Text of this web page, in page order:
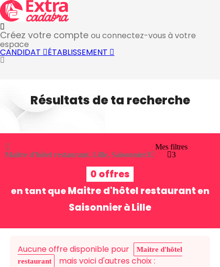
Créez votre compte ou connectez-vous à votre
espace
CANDIDAT ÉTABLISSEMENT
Résultats de ta recherche
Maitre d'hôtel restaurant, Lille, Saisonnier3
Mes filtres
3
0 offres
en tant que Maitre d'hôtel restaurant en
Saisonnier à Lille
Aucune offre disponible pour
Maitre d'hôtel
restaurant
mais voici d'autres choix :